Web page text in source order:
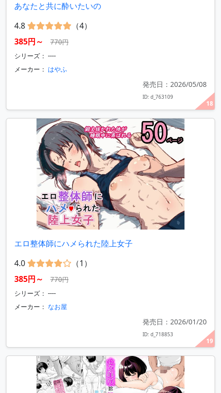
18
あなたと共に酔いたいの
4.8
（4）
385円～
770円
シリーズ： ----
メーカー： はやふ
発売日：2026/05/08
ID: d_763109
19
エロ整体師にハメられた陸上女子
4.0
（1）
385円～
770円
シリーズ： ----
メーカー： なお屋
発売日：2026/01/20
ID: d_718853